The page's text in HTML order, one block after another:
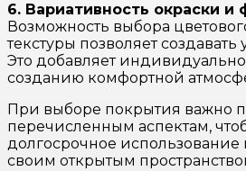
6. Вариативность окраски и
Возможность выбора
текстуры позволяет
Это добавляет
созданию комфортной
При выборе покрытия важно
перечисленным аспектам,
долгосрочное
своим открытым